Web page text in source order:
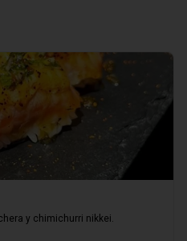
y chimichurri nikkei.